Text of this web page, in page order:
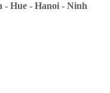
Hue - Hanoi - Ninh